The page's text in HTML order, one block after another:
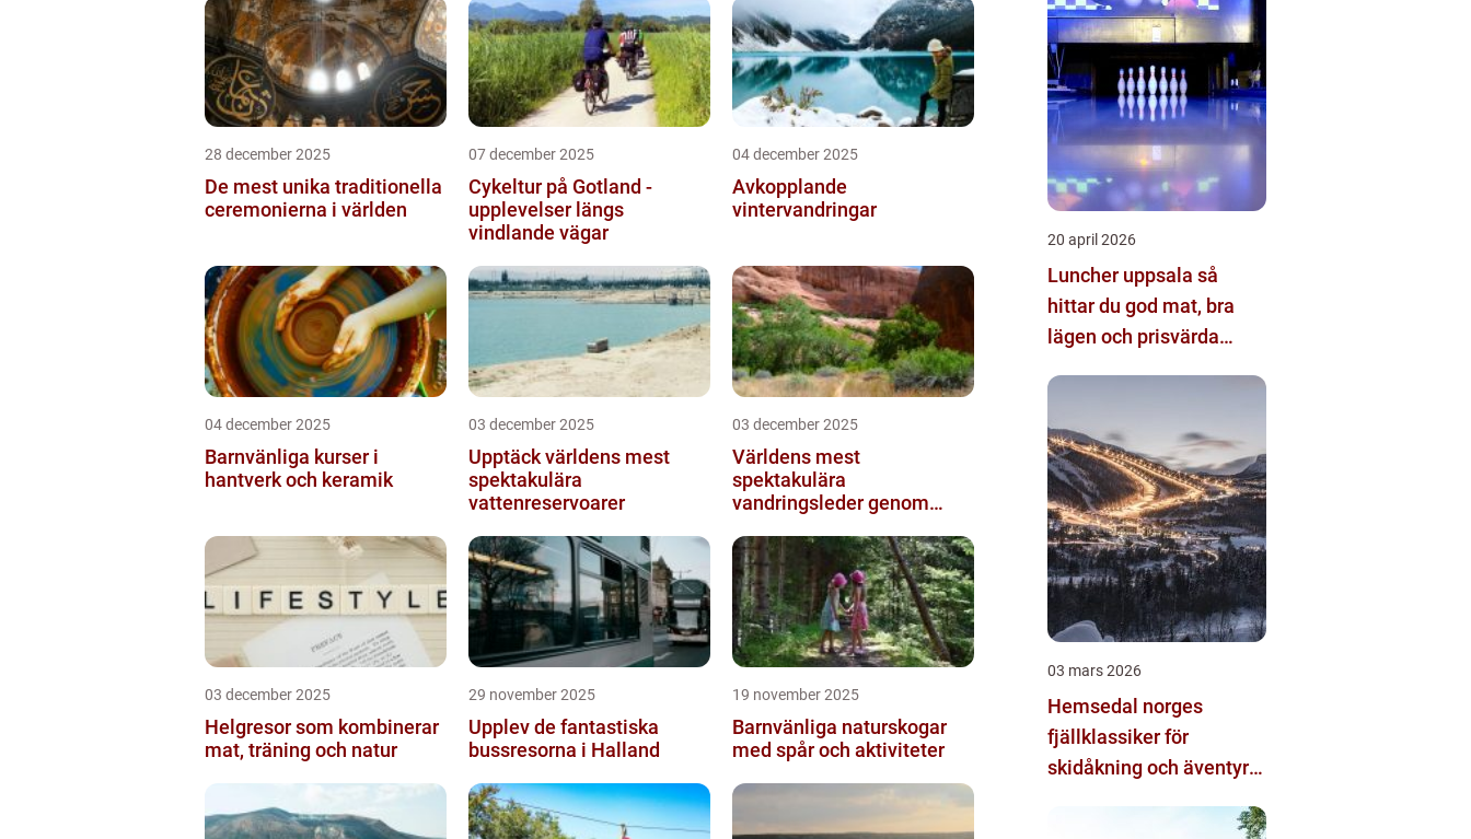
28 december 2025
De mest unika traditionella
ceremonierna i världen
07 december 2025
Cykeltur på Gotland -
upplevelser längs
vindlande vägar
04 december 2025
Avkopplande
vintervandringar
04 december 2025
Barnvänliga kurser i
hantverk och keramik
03 december 2025
Upptäck världens mest
spektakulära
vattenreservoarer
03 december 2025
Världens mest
spektakulära
vandringsleder genom
03 december 2025
Helgresor som kombinerar
mat, träning och natur
29 november 2025
Upplev de fantastiska
bussresorna i Halland
19 november 2025
Barnvänliga naturskogar
med spår och aktiviteter
20 april 2026
Luncher uppsala så
hittar du god mat, bra
lägen och prisvärda
03 mars 2026
Hemsedal norges
fjällklassiker för
skidåkning och äventyr